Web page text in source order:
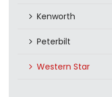
Kenworth
Peterbilt
Western Star